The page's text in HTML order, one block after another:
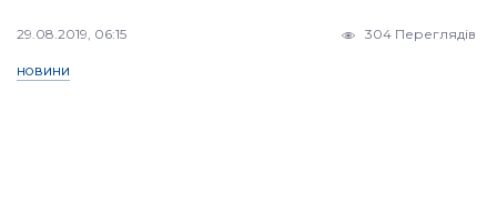
29.08.2019, 06:15 304 Переглядів
НОВИНИ